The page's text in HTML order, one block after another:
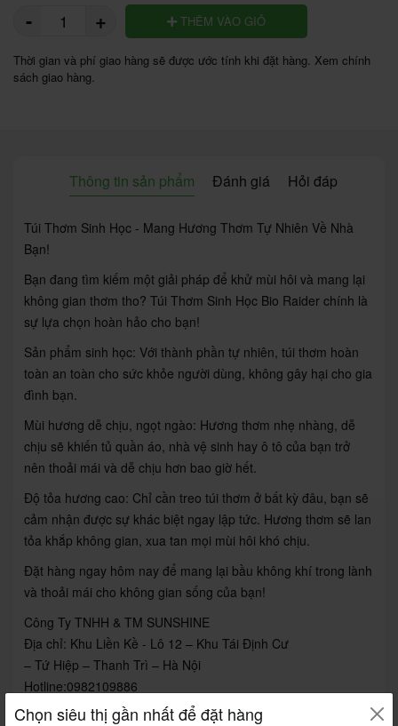
- + THÊM VÀO GIỎ
Thời gian và phí giao hàng sẽ được ước tính khi đặt hàng. Xem chính
sách giao hàng.
Thông tin sản phẩm Đánh giá Hỏi đáp
Túi Thơm Sinh Học - Mang Hương Thơm Tự Nhiên Về Nhà
Bạn!
Bạn đang tìm kiếm một giải pháp để khử mùi hôi và mang lại
không gian thơm tho? Túi Thơm Sinh Học Bio Raider chính là
sự lựa chọn hoàn hảo cho bạn!
Sản phẩm sinh học: Với thành phần tự nhiên, túi thơm hoàn
toàn an toàn cho sức khỏe người dùng, không gây hại cho gia
đình bạn.
Mùi hương dễ chịu, ngọt ngào: Hương thơm nhẹ nhàng, dễ
chịu sẽ khiến tủ quần áo, nhà vệ sinh hay ô tô của bạn trở
nên thoải mái và dễ chịu hơn bao giờ hết.
Độ tỏa hương cao: Chỉ cần treo túi thơm ở bất kỳ đâu, bạn sẽ
cảm nhận được sự khác biệt ngay lập tức. Hương thơm sẽ lan
tỏa khắp không gian, xua tan mọi mùi hôi khó chịu.
Đặt hàng ngay hôm nay để mang lại bầu không khí trong lành
và thoải mái cho không gian sống của bạn!
Công Ty TNHH & TM SUNSHINE
Địa chỉ: Khu Liền Kề - Lô 12 – Khu Tái Định Cư
– Tứ Hiệp – Thanh Trì – Hà Nội
Hotline:0982109886
Chọn siêu thị gần nhất để đặt hàng